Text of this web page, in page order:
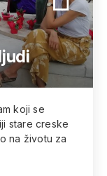
koji se
stare creske
na životu za